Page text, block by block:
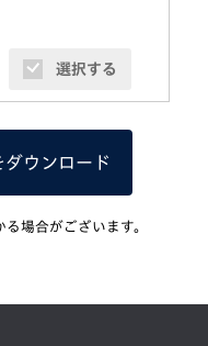
選択する
ウンロード
場合がございます。